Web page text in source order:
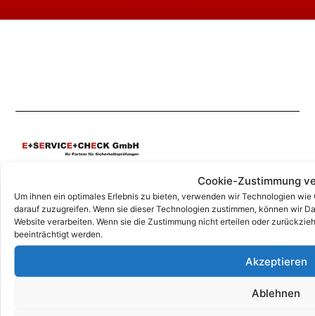
Cookie-Zustimmung
Um ihnen ein optimales Erlebnis zu bieten, verwenden wir Technologien
darauf zuzugreifen. Wenn sie dieser Technologien zustimmen, können wir
Website verarbeiten. Wenn sie die Zustimmung nicht erteilen oder
beeinträchtigt werden.
Akzeptieren
Ablehnen
Unsere Korrespondenz-Adressen*:
Grafing
Marktplatz 4a, 85567 Grafing
+49 (0)344626962-0
* Hierbei handelt es sich weder um Niederlassungen, noch Werkstätten o.ä.,